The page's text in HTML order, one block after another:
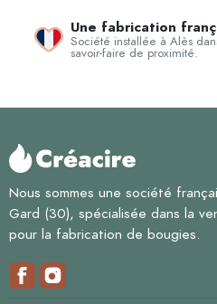
Une fabrication
Société installée à Alès
savoir-faire de proximité.
Nous sommes une société
Gard (30), spécialisée dans la
pour la fabrication de bougies.